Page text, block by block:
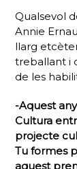
Qualsevol
Annie
llarg
treballant i
de les
-Aquest
Cultura
projecte
Tu formes
aquest